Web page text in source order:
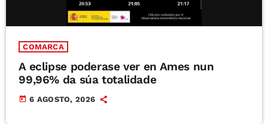
COMARCA
A eclipse poderase ver en Ames nun
99,96% da súa totalidade
today 6 AGOSTO, 2026